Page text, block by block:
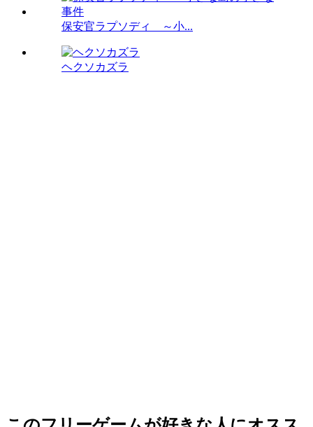
保安官ラプソディ ～小...
ヘクソカズラ